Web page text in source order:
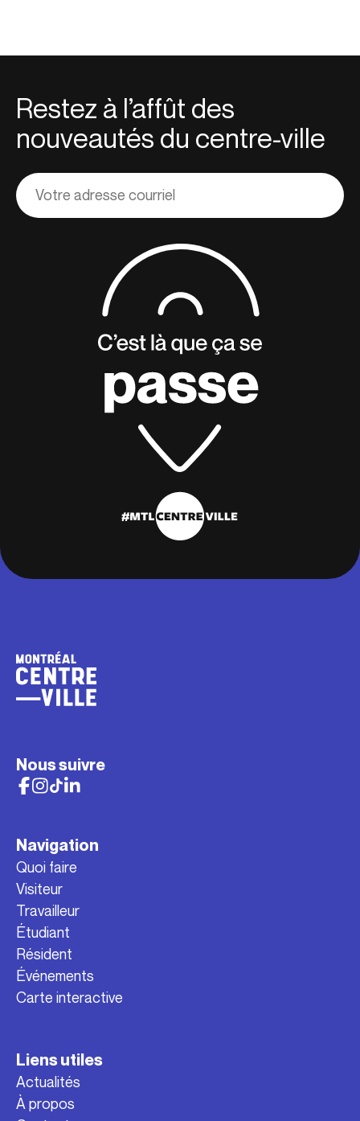
Restez à l’affût des
nouveautés du centre-ville
Adresse
courriel
Nous suivre
Navigation
Quoi faire
Visiteur
Travailleur
Étudiant
Résident
Événements
Carte interactive
Liens utiles
Actualités
À propos